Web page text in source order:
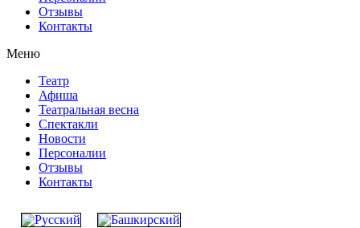
Отзывы
Контакты
Меню
Театр
Афиша
Театральная весна
Спектакли
Новости
Персоналии
Отзывы
Контакты